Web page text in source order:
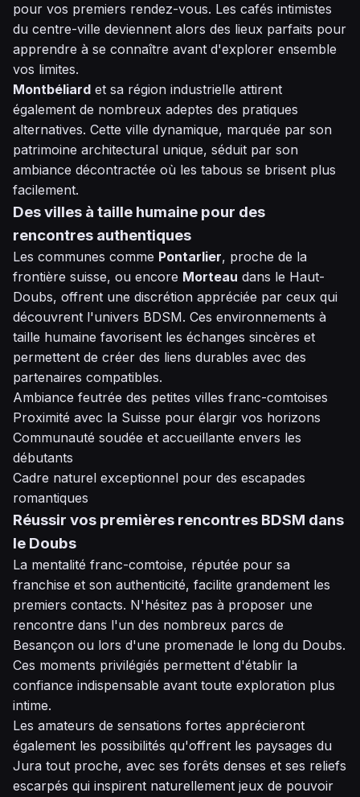
pour vos premiers rendez-vous. Les cafés intimistes
du centre-ville deviennent alors des lieux parfaits pour
apprendre à se connaître avant d'explorer ensemble
vos limites.
Montbéliard et sa région industrielle attirent
également de nombreux adeptes des pratiques
alternatives. Cette ville dynamique, marquée par son
patrimoine architectural unique, séduit par son
ambiance décontractée où les tabous se brisent plus
facilement.
Des villes à taille humaine pour des
rencontres authentiques
Les communes comme Pontarlier, proche de la
frontière suisse, ou encore Morteau dans le Haut-
Doubs, offrent une discrétion appréciée par ceux qui
découvrent l'univers BDSM. Ces environnements à
taille humaine favorisent les échanges sincères et
permettent de créer des liens durables avec des
partenaires compatibles.
Ambiance feutrée des petites villes franc-comtoises
Proximité avec la Suisse pour élargir vos horizons
Communauté soudée et accueillante envers les
débutants
Cadre naturel exceptionnel pour des escapades
romantiques
Réussir vos premières rencontres BDSM dans
le Doubs
La mentalité franc-comtoise, réputée pour sa
franchise et son authenticité, facilite grandement les
premiers contacts. N'hésitez pas à proposer une
rencontre dans l'un des nombreux parcs de
Besançon ou lors d'une promenade le long du Doubs.
Ces moments privilégiés permettent d'établir la
confiance indispensable avant toute exploration plus
intime.
Les amateurs de sensations fortes apprécieront
également les possibilités qu'offrent les paysages du
Jura tout proche, avec ses forêts denses et ses reliefs
escarpés qui inspirent naturellement jeux de pouvoir